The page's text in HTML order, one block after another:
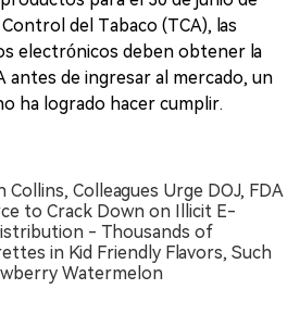
Control del Tabaco (TCA), las
electrónicos deben obtener la
antes de ingresar al mercado, un
ha logrado hacer cumplir.
Collins, Colleagues Urge DOJ, FDA
to Crack Down on Illicit E-
- Thousands of
in Kid Friendly Flavors, Such
Watermelon